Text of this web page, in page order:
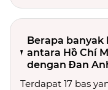
Berapa banyak
antara Hồ Chí
dengan Đan
Terdapat 17 bas